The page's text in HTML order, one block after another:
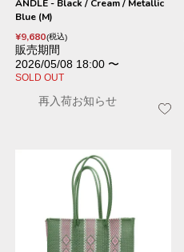
ANDLE - Black / Cream / Metallic
Blue (M)
¥9,680 税込
販売期間
2026/05/08 18:00 〜
SOLD OUT
再入荷お知らせ